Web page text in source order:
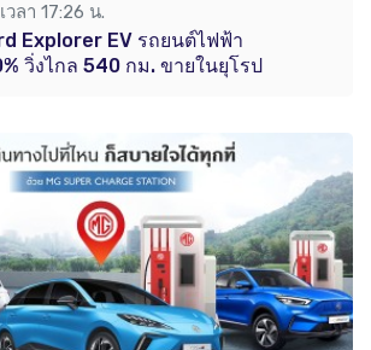
วลา 17:26 น.
Explorer EV รถยนต์ไฟฟ้า
วิ่งไกล 540 กม. ขายในยุโรป